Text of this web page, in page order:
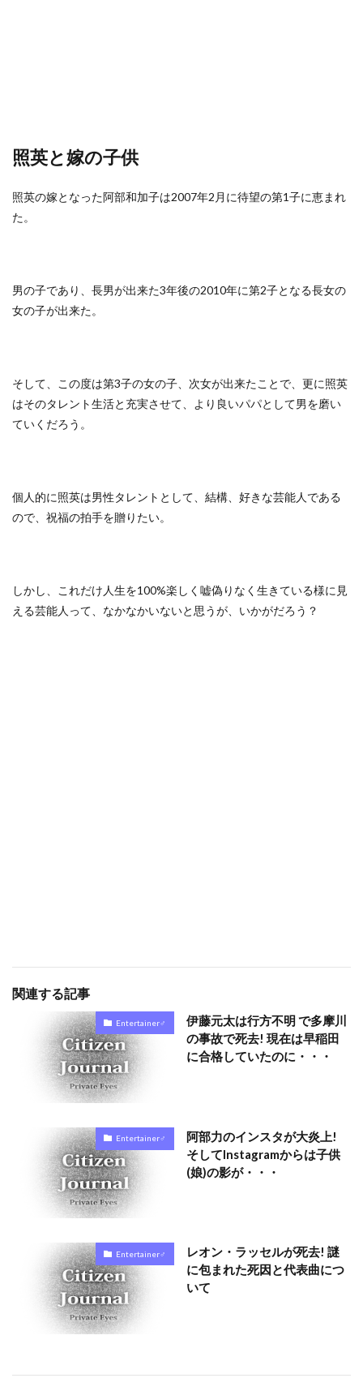
照英と嫁の子供
照英の嫁となった阿部和加子は2007年2月に待望の第1子に恵まれ
た。
男の子であり、長男が出来た3年後の2010年に第2子となる長女の
女の子が出来た。
そして、この度は第3子の女の子、次女が出来たことで、更に照英
はそのタレント生活と充実させて、より良いパパとして男を磨い
ていくだろう。
個人的に照英は男性タレントとして、結構、好きな芸能人である
ので、祝福の拍手を贈りたい。
しかし、これだけ人生を100%楽しく嘘偽りなく生きている様に見
える芸能人って、なかなかいないと思うが、いかがだろう？
関連する記事
Entertainer♂
伊藤元太は行方不明 で多摩川
の事故で死去! 現在は早稲田
に合格していたのに・・・
Entertainer♂
阿部力のインスタが大炎上!
そしてInstagramからは子供
(娘)の影が・・・
Entertainer♂
レオン・ラッセルが死去! 謎
に包まれた死因と代表曲につ
いて